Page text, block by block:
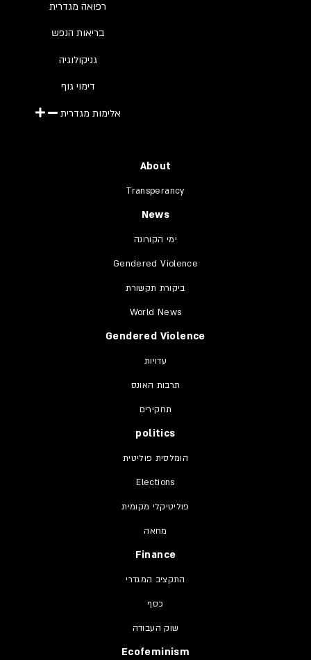
רפואה מגדרית
בריאות הנפש
גניקולוגיה
דימוי גוף
אלימות מגדרית
About
Transperancy
News
ימי הקורונה
Gendered Violence
ביקורת תקשורת
World News
Gendered Violence
עדויות
תרבות האונס
תחקירים
politics
הומלסית פוליטית
Elections
פוליטיקלי מקומית
מחאה
Finance
התקציב המגדרי
כסף
שוק העבודה
Ecofeminism